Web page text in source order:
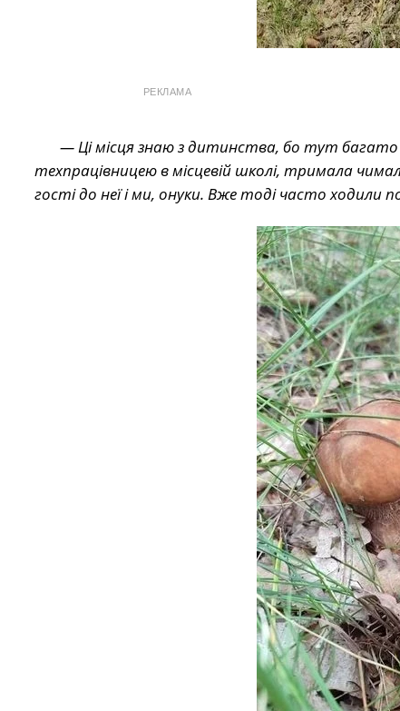
РЕКЛАМА
— Ці місця знаю з дитинства, бо тут багато
техпрацівницею в місцевій школі, тримала
гості до неї і ми, онуки. Вже тоді часто ходили